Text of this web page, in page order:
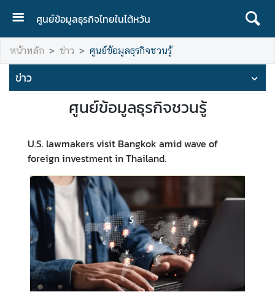
ศูนย์ข้อมูลธุรกิจไทยในไต้หวัน
ห
น้
ห
กี่
ว
กั
บ
อ
ง
ค์
ก
ร
หน้าหลัก ข่าว ศูนย์ข้อมูลธุรกิจชวนรู้
ข่าว
ศูนย์ข้อมูลธุรกิจชวนรู้
U.S. lawmakers visit Bangkok amid wave of
foreign investment in Thailand.